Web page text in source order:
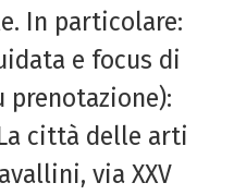
In particolare:
e focus di
città delle arti
via XXV